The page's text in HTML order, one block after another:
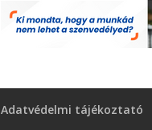
Adatvédelmi tájékoztató